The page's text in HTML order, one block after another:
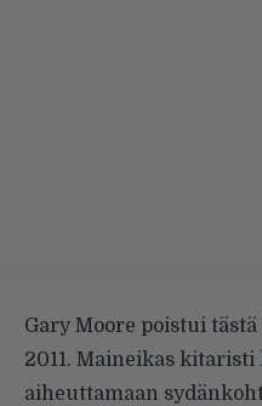
Gary Moore poistui
2011. Maineikas
aiheuttamaan